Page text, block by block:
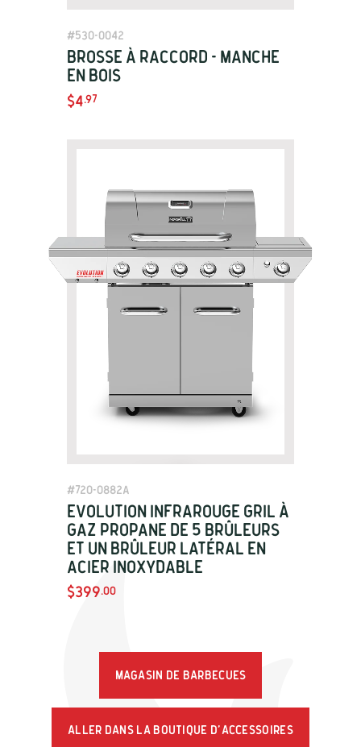
#530-0042
Brosse à raccord - Manche
en bois
$4.97
#720-0882A
Evolution Infrarouge Gril à
gaz Propane de 5 brûleurs
et un brûleur latéral en
acier inoxydable
$399.00
Magasin de barbecues
Aller dans la boutique d'accessoires